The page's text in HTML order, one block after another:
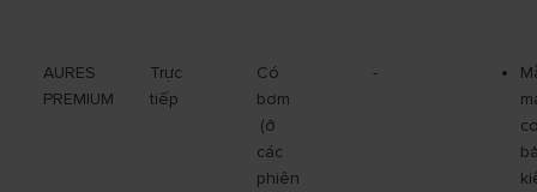
AURES
PREMIUM
Trực
tiếp
Có
bơm
(ở
các
phiên
-